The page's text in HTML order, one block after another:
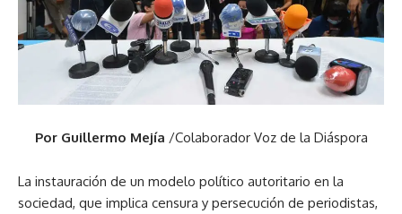
Por Guillermo Mejía /Colaborador Voz de la Diáspora
La instauración de un modelo político autoritario en la
sociedad, que implica censura y persecución de periodistas,